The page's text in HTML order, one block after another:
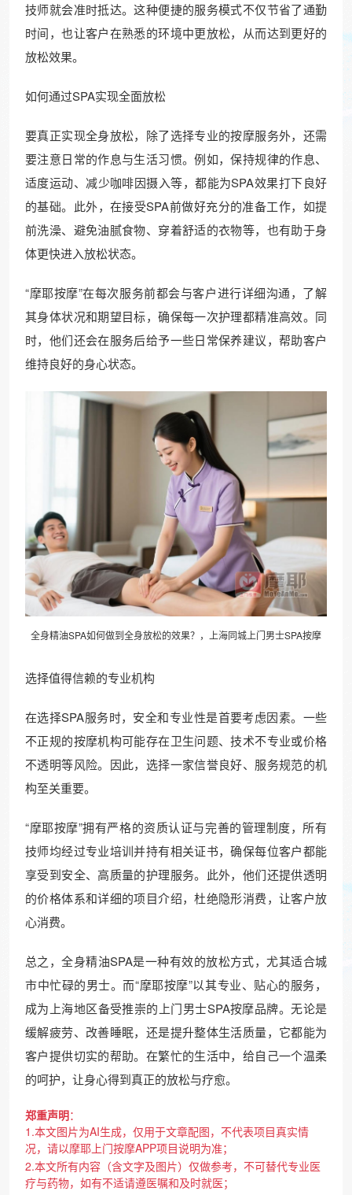
技师就会准时抵达。这种便捷的服务模式不仅节省了通勤
时间，也让客户在熟悉的环境中更放松，从而达到更好的
放松效果。
如何通过SPA实现全面放松
要真正实现全身放松，除了选择专业的按摩服务外，还需
要注意日常的作息与生活习惯。例如，保持规律的作息、
适度运动、减少咖啡因摄入等，都能为SPA效果打下良好
的基础。此外，在接受SPA前做好充分的准备工作，如提
前洗澡、避免油腻食物、穿着舒适的衣物等，也有助于身
体更快进入放松状态。
“摩耶按摩”在每次服务前都会与客户进行详细沟通，了解
其身体状况和期望目标，确保每一次护理都精准高效。同
时，他们还会在服务后给予一些日常保养建议，帮助客户
维持良好的身心状态。
全身精油SPA如何做到全身放松的效果？，上海同城上门男士SPA按摩
选择值得信赖的专业机构
在选择SPA服务时，安全和专业性是首要考虑因素。一些
不正规的按摩机构可能存在卫生问题、技术不专业或价格
不透明等风险。因此，选择一家信誉良好、服务规范的机
构至关重要。
“摩耶按摩”拥有严格的资质认证与完善的管理制度，所有
技师均经过专业培训并持有相关证书，确保每位客户都能
享受到安全、高质量的护理服务。此外，他们还提供透明
的价格体系和详细的项目介绍，杜绝隐形消费，让客户放
心消费。
总之，全身精油SPA是一种有效的放松方式，尤其适合城
市中忙碌的男士。而“摩耶按摩”以其专业、贴心的服务，
成为上海地区备受推崇的上门男士SPA按摩品牌。无论是
缓解疲劳、改善睡眠，还是提升整体生活质量，它都能为
客户提供切实的帮助。在繁忙的生活中，给自己一个温柔
的呵护，让身心得到真正的放松与疗愈。
郑重声明：
1.本文图片为AI生成，仅用于文章配图，不代表项目真实情
况，请以摩耶上门按摩APP项目说明为准；
2.本文所有内容（含文字及图片）仅做参考，不可替代专业医
疗与药物，如有不适请遵医嘱和及时就医；